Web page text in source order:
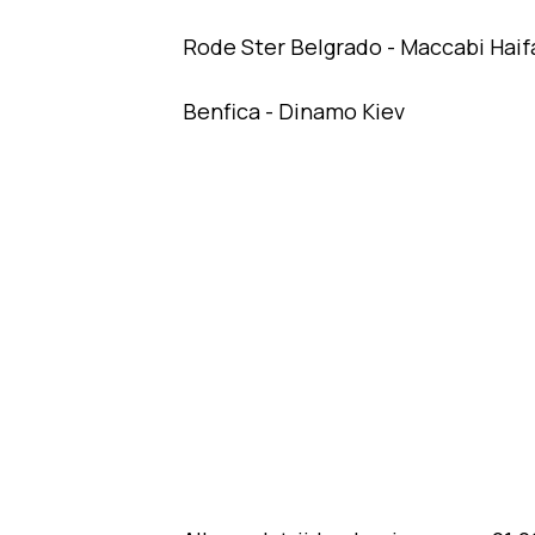
Rode Ster Belgrado - Maccabi
Benfica - Dinamo Kiev